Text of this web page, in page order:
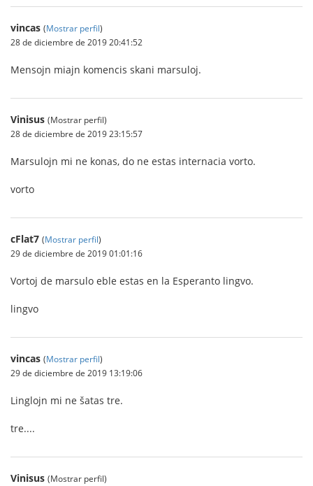
vincas (Mostrar perfil)
28 de diciembre de 2019 20:41:52
Mensojn miajn komencis skani marsuloj.
Vinisus (Mostrar perfil)
28 de diciembre de 2019 23:15:57
Marsulojn mi ne konas, do ne estas internacia vorto.
vorto
cFlat7 (Mostrar perfil)
29 de diciembre de 2019 01:01:16
Vortoj de marsulo eble estas en la Esperanto lingvo.
lingvo
vincas (Mostrar perfil)
29 de diciembre de 2019 13:19:06
Linglojn mi ne šatas tre.
tre....
Vinisus (Mostrar perfil)